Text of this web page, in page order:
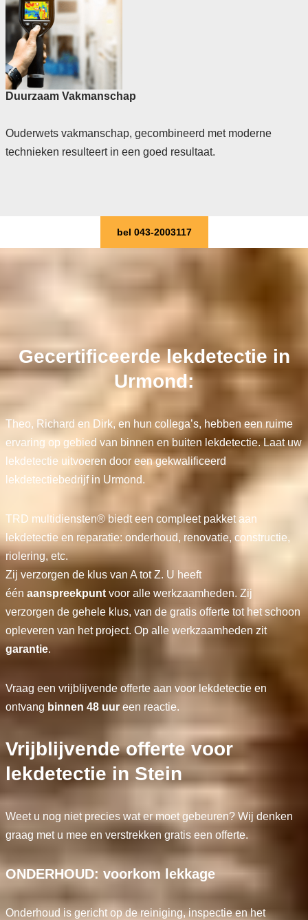
Duurzaam Vakmanschap
Ouderwets vakmanschap, gecombineerd met moderne
technieken resulteert in een goed resultaat.
bel 043-2003117
Gecertificeerde lekdetectie in
Urmond:
Theo, Richard en Dirk, en hun collega’s, hebben een ruime
ervaring op gebied van binnen en buiten lekdetectie. Laat uw
lekdetectie uitvoeren door een gekwalificeerd
lekdetectiebedrijf in Urmond.
TRD multidiensten® biedt een compleet pakket aan
lekdetectie en reparatie: onderhoud, renovatie, constructie,
riolering, etc.
Zij verzorgen de klus van A tot Z. U heeft
één aanspreekpuntvoor alle werkzaamheden. Zij
verzorgen de gehele klus, van de gratis offerte tot het schoon
opleveren van het project. Op alle werkzaamheden zit
garantie.
Vraag een vrijblijvende offerte aan voor lekdetectie en
ontvang binnen 48 uureen reactie.
Vrijblijvende offerte voor
lekdetectie in Stein
Weet u nog niet precies wat er moet gebeuren? Wij denken
graag met u mee en verstrekken gratis een offerte.
ONDERHOUD: voorkom lekkage
Onderhoud is gericht op de reiniging, inspectie en het